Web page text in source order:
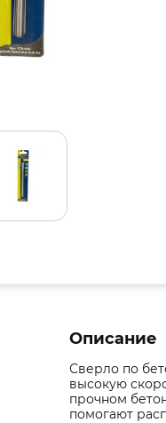
Описание
Сверло по
высокую
прочном
помогают